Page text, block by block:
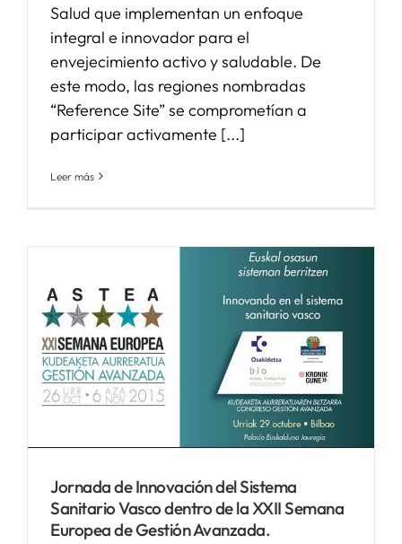
Salud que implementan un enfoque
integral e innovador para el
envejecimiento activo y saludable. De
este modo, las regiones nombradas
“Reference Site” se comprometían a
participar activamente [...]
Leer más
Jornada de Innovación del Sistema
Sanitario Vasco dentro de la XXII Semana
Europea de Gestión Avanzada.